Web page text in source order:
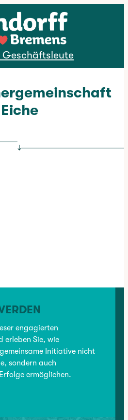
Eiche
↓
engagierten
erleben Sie, wie
Initiative nicht
sondern auch
ermöglichen.